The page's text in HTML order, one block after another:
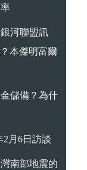
河聯盟訊
本傑明富爾
儲備？為什
2月6日訪談
南部地震的